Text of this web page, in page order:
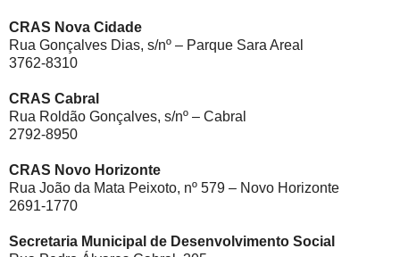
CRAS Nova Cidade
Rua Gonçalves Dias, s/nº – Parque Sara Areal
3762-8310
CRAS Cabral
Rua Roldão Gonçalves, s/nº – Cabral
2792-8950
CRAS Novo Horizonte
Rua João da Mata Peixoto, nº 579 – Novo Horizonte
2691-1770
Secretaria Municipal de Desenvolvimento Social